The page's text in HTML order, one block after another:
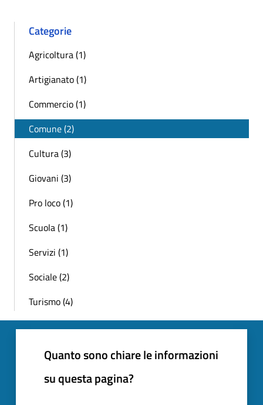
Categorie
Agricoltura (1)
Artigianato (1)
Commercio (1)
Comune (2)
Cultura (3)
Giovani (3)
Pro loco (1)
Scuola (1)
Servizi (1)
Sociale (2)
Turismo (4)
Quanto sono chiare le informazioni
su questa pagina?